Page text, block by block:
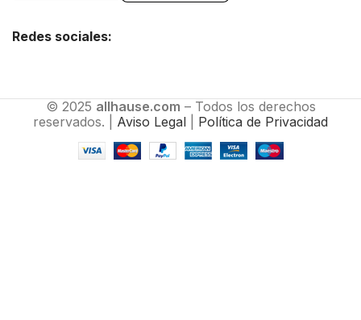
Redes sociales:
© 2025 allhause.com – Todos los derechos
reservados. | Aviso Legal Política de Privacidad